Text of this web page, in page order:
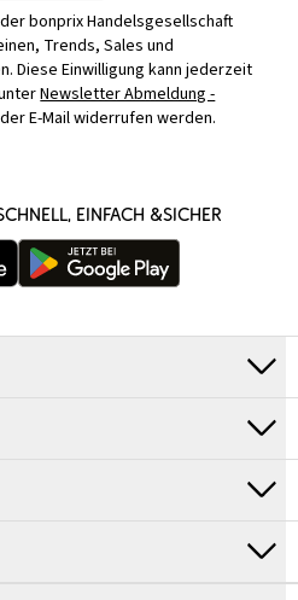
bonprix Handelsgesellschaft
Trends, Sales und
Diese Einwilligung kann jederzeit
Newsletter Abmeldung -
E-Mail widerrufen werden.
EINFACH &SICHER